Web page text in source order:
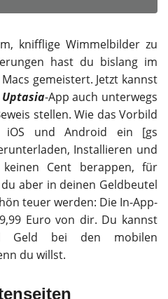
knifflige Wimmelbilder zu
hast du bislang im
gemeistert. Jetzt kannst
Uptasia-App auch unterwegs
stellen. Wie das Vorbild
und Android ein [gs
Installieren und
Cent berappen, für
aber in deinen Geldbeutel
teuer werden: Die In-App-
Euro von dir. Du kannst
Geld bei den mobilen
du willst.